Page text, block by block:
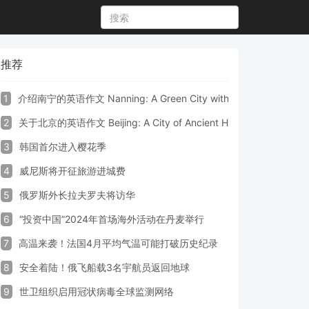
推荐
1 介绍南宁的英语作文 Nanning: A Green City with Vibrant Culture
2 关于北京的英语作文 Beijing: A City of Ancient Heritage and
3 韩国首尔进入樱花季
4 威尼斯将开征旅游进城费
5 俄罗斯外长拉夫罗夫将访华
6 “投资中国”2024年首场海外活动在丹麦举行
7 高温来袭！法国4月平均气温可能打破历史纪录
8 安全着陆！俄飞船载3名宇航员返回地球
9 世卫组织启用冠状病毒全球监测网络